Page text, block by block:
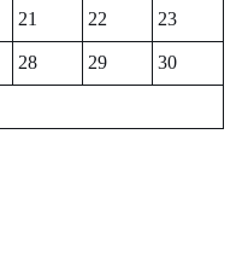
21 22
23
28 29
30